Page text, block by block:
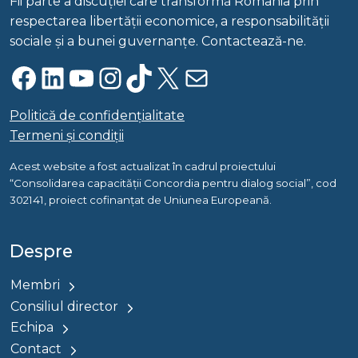
respectarea libertății economice, a responsabilității
sociale și a bunei guvernanțe. Contactează-ne.
Facebook LinkedIn YouTube InstagramTikTok X Mail
Politică de confidențialitate
Termeni și condiții
Acest website a fost actualizat în cadrul proiectului
“Consolidarea capacității Concordia pentru dialog social”, cod
302141, proiect cofinanțat de Uniunea Europeană.
Despre
Membri
Consiliul director
Echipa
Contact